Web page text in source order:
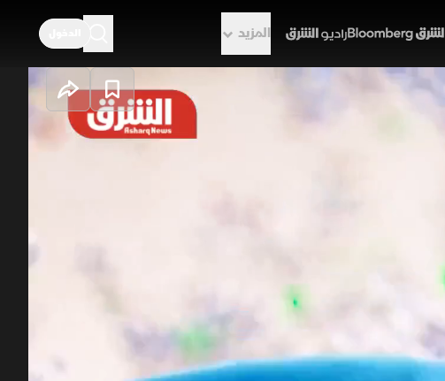
المزيد
النظر بين
خطاب نوايا يمهد لإنهاء الصراع، وسط مرونة
الذي يهدد استقرار الملاحة في
وتطبق إجراءات صحية لمواجهة تفشي